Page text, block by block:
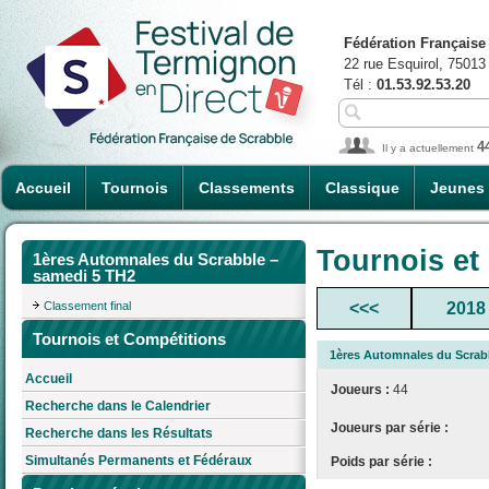
Accueil Tournois Classements Classique Jeunes
Fédération
22 rue Esquirol,
Tél : 01.53.92.53.20
Il y a actuellement
1ères Automnales du Scrabble –
samedi 5 TH2
Classement final
Tournois et Compétitions
Accueil
Recherche dans le Calendrier
Recherche dans les Résultats
Simultanés Permanents et Fédéraux
Tournois
<<< 2018
1ères Automnales du
Joueurs : 44
Joueurs par série :
Poids par série :